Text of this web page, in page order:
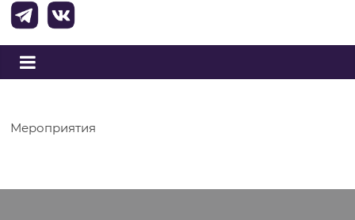
ж
д
у
Мероприятия